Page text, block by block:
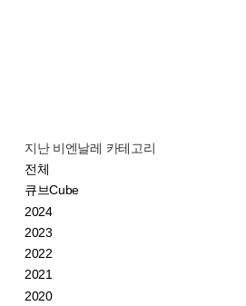
지난 비엔날레 카테고리
전체
큐브Cube
2024
2023
2022
2021
2020